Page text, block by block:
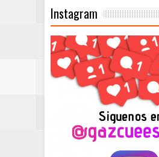
Instagram